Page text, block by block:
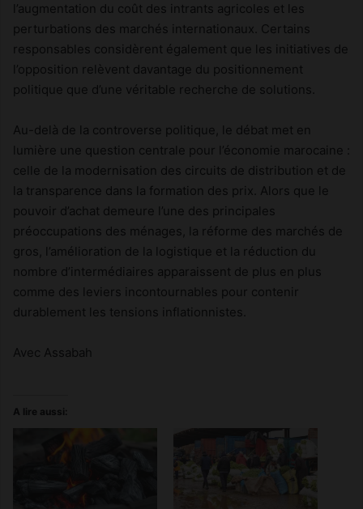
l’augmentation du coût des intrants agricoles et les
perturbations des marchés internationaux. Certains
responsables considèrent également que les initiatives de
l’opposition relèvent davantage du positionnement
politique que d’une véritable recherche de solutions.
Au-delà de la controverse politique, le débat met en
lumière une question centrale pour l’économie marocaine :
celle de la modernisation des circuits de distribution et de
la transparence dans la formation des prix. Alors que le
pouvoir d’achat demeure l’une des principales
préoccupations des ménages, la réforme des marchés de
gros, l’amélioration de la logistique et la réduction du
nombre d’intermédiaires apparaissent de plus en plus
comme des leviers incontournables pour contenir
durablement les tensions inflationnistes.
Avec Assabah
A lire aussi: